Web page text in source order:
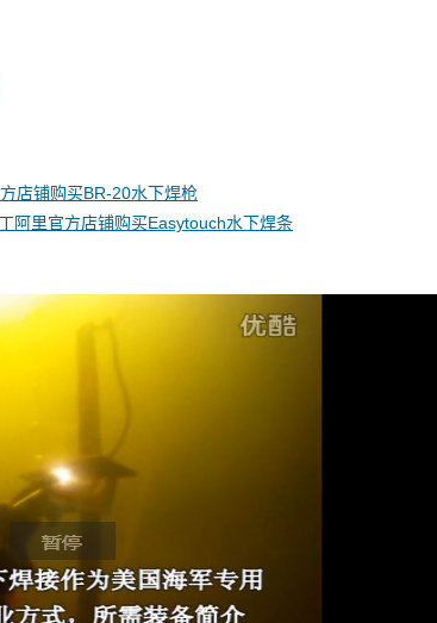
店铺购买BR-20水下焊枪
阿里官方店铺购买Easytouch水下焊条